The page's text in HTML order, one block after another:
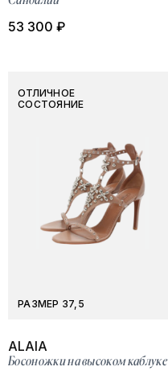
53 300 ₽
ОТЛИЧНОЕ
СОСТОЯНИЕ
РАЗМЕР 37,5
ALAIA
Босоножки на высоком каблуке